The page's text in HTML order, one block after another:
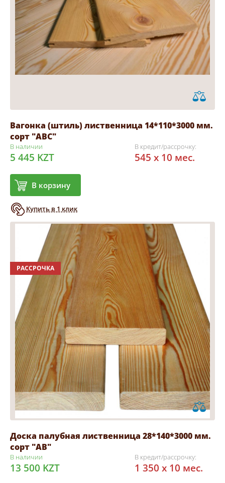
Вагонка (штиль) лиственница 14*110*3000 мм.
сорт "АВС"
В наличии
5 445 KZT
В корзину
Купить в 1 клик
В кредит/рассрочку:
545 x 10 мес.
РАССРОЧКА
Доска палубная лиственница 28*140*3000 мм.
сорт "АВ"
В наличии
13 500 KZT
В кредит/рассрочку:
1 350 x 10 мес.